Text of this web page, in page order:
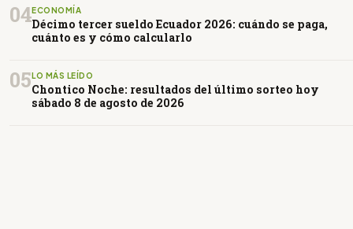
04ECONOMÍA
Décimo tercer sueldo Ecuador 2026: cuándo se paga,
cuánto es y cómo calcularlo
05LO MÁS LEÍDO
Chontico Noche: resultados del último sorteo hoy
sábado 8 de agosto de 2026